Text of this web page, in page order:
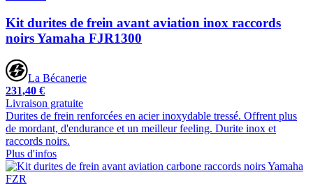
Kit durites de frein avant aviation inox raccords
noirs Yamaha FJR1300
La Bécanerie
231,40 €
Livraison gratuite
Durites de frein renforcées en acier inoxydable tressé. Offrent plus
de mordant, d'endurance et un meilleur feeling. Durite inox et
raccords noirs.
Plus d'infos